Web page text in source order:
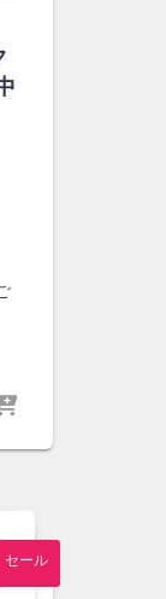
セール